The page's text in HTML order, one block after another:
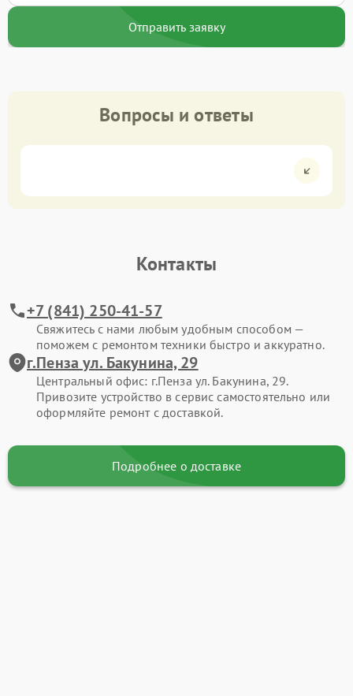
Отправить заявку
Вопросы и ответы
Контакты
+7 (841) 250-41-57
Свяжитесь с нами любым удобным способом —
поможем с ремонтом техники быстро и аккуратно.
г.Пенза ул. Бакунина, 29
Центральный офис: г.Пенза ул. Бакунина, 29.
Привозите устройство в сервис самостоятельно или
оформляйте ремонт с доставкой.
Подробнее о доставке